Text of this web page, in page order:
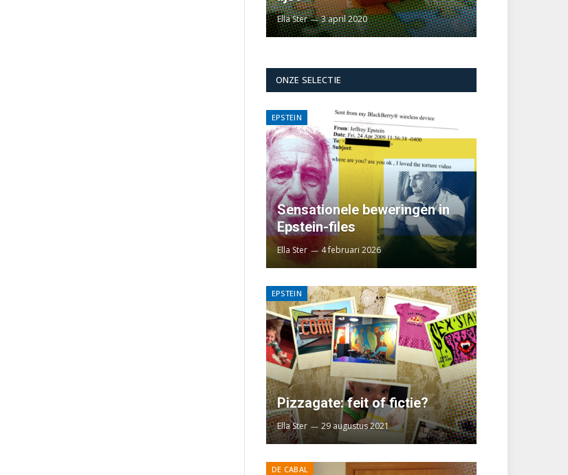
Ella Ster 3 april 2020
ONZE SELECTIE
EPSTEIN
Sensationele beweringen in
Epstein-files
Ella Ster 4 februari 2026
EPSTEIN
Pizzagate: feit of fictie?
Ella Ster 29 augustus 2021
DE CABAL